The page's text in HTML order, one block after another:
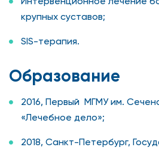
крупных суставов;
SIS-терапия.
Образование
2016, Первый МГМУ им.
«Лечебное дело»;
2018, Санкт-Петербург,